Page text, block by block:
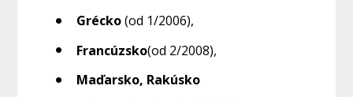
Grécko(od 1/2006),
Francúzsko(od 2/2008),
Maďarsko, Rakúsko